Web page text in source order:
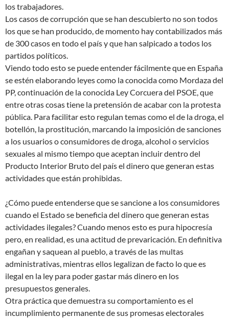
los trabajadores.
Los casos de corrupción que se han descubierto no son todos
los que se han producido, de momento hay contabilizados más
de 300 casos en todo el país y que han salpicado a todos los
partidos políticos.
Viendo todo esto se puede entender fácilmente que en España
se estén elaborando leyes como la conocida como Mordaza del
PP, continuación de la conocida Ley Corcuera del PSOE, que
entre otras cosas tiene la pretensión de acabar con la protesta
pública. Para facilitar esto regulan temas como el de la droga, el
botellón, la prostitución, marcando la imposición de sanciones
a los usuarios o consumidores de droga, alcohol o servicios
sexuales al mismo tiempo que aceptan incluir dentro del
Producto Interior Bruto del país el dinero que generan estas
actividades que están prohibidas.
¿Cómo puede entenderse que se sancione a los consumidores
cuando el Estado se beneficia del dinero que generan estas
actividades ilegales? Cuando menos esto es pura hipocresía
pero, en realidad, es una actitud de prevaricación. En definitiva
engañan y saquean al pueblo, a través de las multas
administrativas, mientras ellos legalizan de facto lo que es
ilegal en la ley para poder gastar más dinero en los
presupuestos generales.
Otra práctica que demuestra su comportamiento es el
incumplimiento permanente de sus promesas electorales